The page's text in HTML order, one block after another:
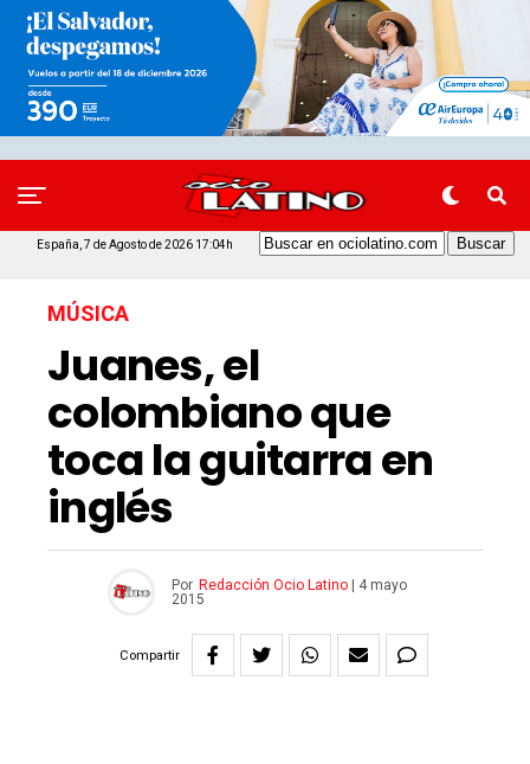
España, 7 de Agosto de 2026 17:04h
MÚSICA
Juanes, el
colombiano que
toca la guitarra en
inglés
Por Redacción Ocio Latino
4 mayo
2015
Compartir